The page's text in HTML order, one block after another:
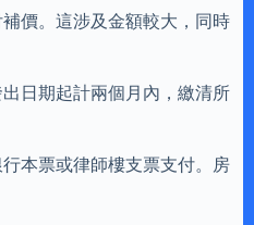
價。這涉及金額較大，同時
日期起計兩個月內，繳清所
本票或律師樓支票支付。房